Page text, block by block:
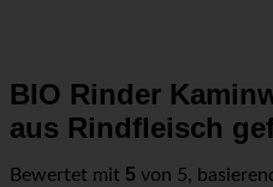
BIO Rinder
aus Rindfleisch
Bewertet mit 5 von 5,